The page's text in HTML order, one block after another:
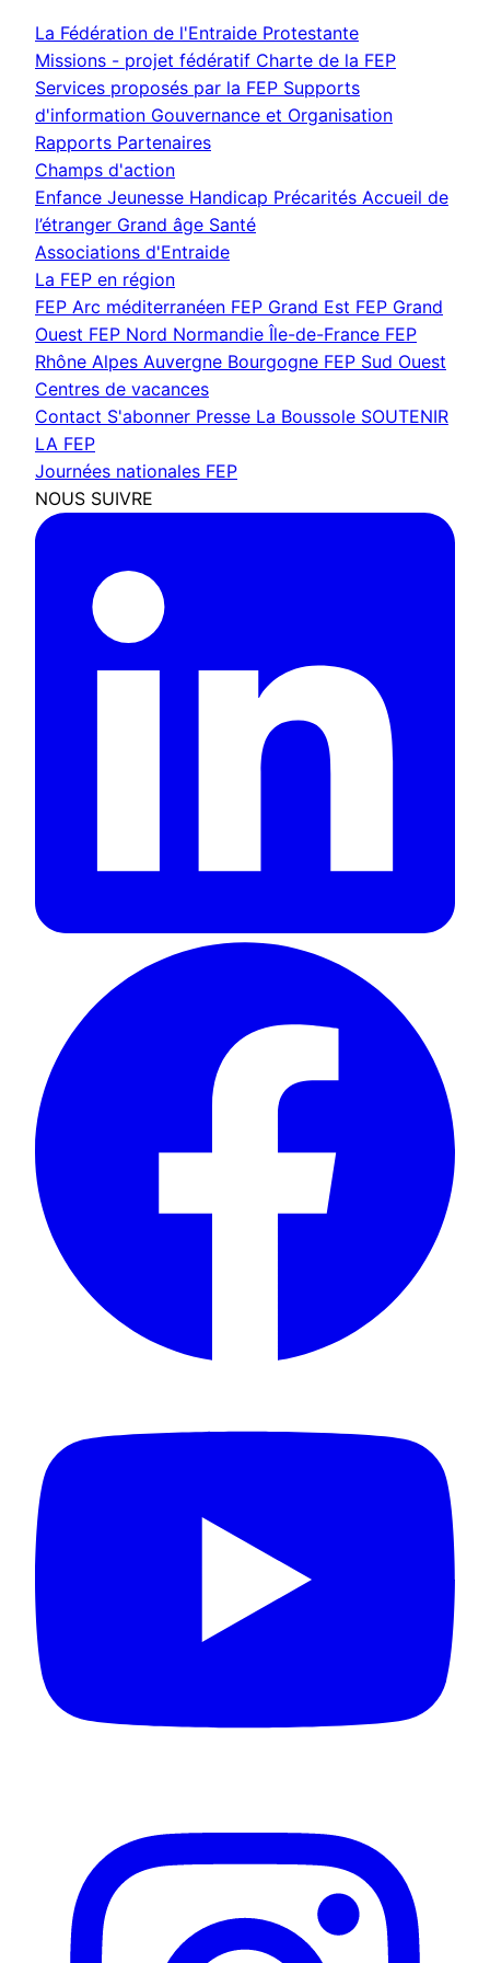
La Fédération de l'Entraide Protestante
Missions - projet fédératif Charte de la FEP
Services proposés par la FEP Supports
d'information Gouvernance et Organisation
Rapports Partenaires
Champs d'action
Enfance Jeunesse Handicap Précarités Accueil de
l’étranger Grand âge Santé
Associations d'Entraide
La FEP en région
FEP Arc méditerranéen FEP Grand Est FEP Grand
Ouest FEP Nord Normandie Île-de-France FEP
Rhône Alpes Auvergne Bourgogne FEP Sud Ouest
Centres de vacances
Contact S'abonner Presse La Boussole SOUTENIR
LA FEP
Journées nationales FEP
NOUS SUIVRE